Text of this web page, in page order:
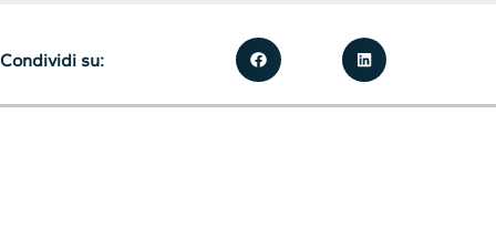
Condividi su: